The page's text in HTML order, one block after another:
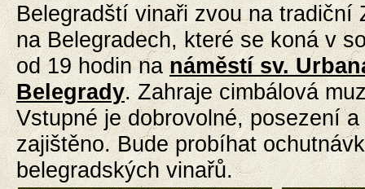
Belegradští vinaři zvou na tradiční
na Belegradech, které se koná v
od 19 hodin nanáměstí sv.
Belegrady. Zahraje cimbálová
Vstupné je dobrovolné, posezení
zajištěno. Bude probíhat
belegradských vinařů.